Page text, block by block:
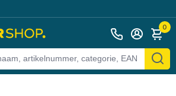
0